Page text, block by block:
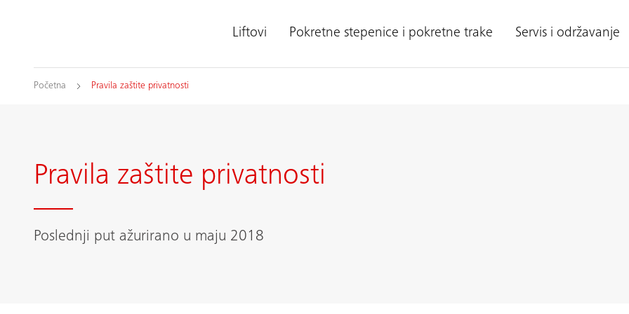
Liftovi Pokretne stepenice i pokretne trake Servis i održavanje
Početna Pravila zaštite privatnosti
Pravila zaštite privatnosti
Poslednji put ažurirano u maju 2018